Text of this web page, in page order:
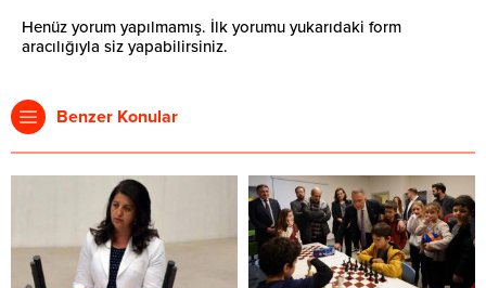
Henüz yorum yapılmamış. İlk yorumu yukarıdaki form
aracılığıyla siz yapabilirsiniz.
Benzer Konular